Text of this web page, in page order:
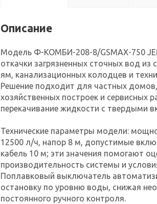
Описание
Модель Ф-КОМБИ-208-8/GSMAX-750
откачки загрязненных сточных вод из
ям, канализационных колодцев и
Решение подходит для частных
хозяйственных построек и сервисных
перекачивание жидкости с твердыми
Технические параметры модели:
12500 л/ч, напор 8 м, допустимые
кабель 10 м; эти значения помогают
производительность системы и
Поплавковый выключатель
остановку по уровню воды, снижая
постоянного ручного контроля.